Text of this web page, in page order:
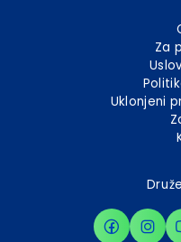
Za
Uklonjeni